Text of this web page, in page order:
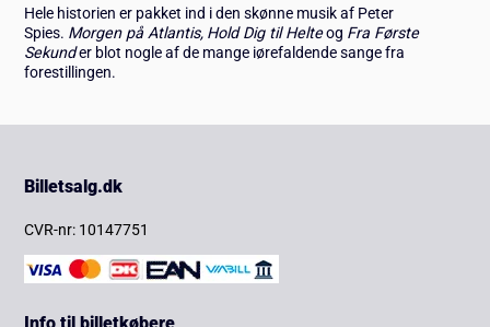
Hele historien er pakket ind i den skønne musik af Peter
Spies. Morgen på Atlantis, Hold Dig til Helteog Fra Første
Sekunder blot nogle af de mange iørefaldende sange fra
forestillingen.
Billetsalg.dk
CVR-nr: 10147751